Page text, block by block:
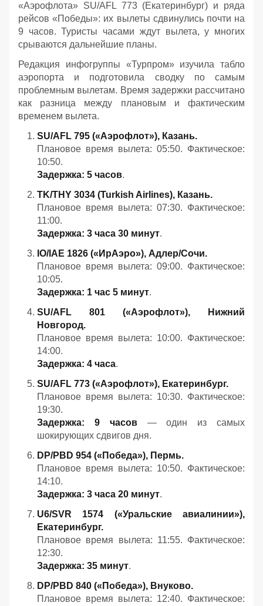
«Аэрофлота» SU/AFL 773 (Екатеринбург) и ряда
рейсов «Победы»: их вылеты сдвинулись почти на
9 часов. Туристы часами ждут вылета, у многих
срываются дальнейшие планы.
Редакция инфогруппы «Турпром» изучила табло
аэропорта и подготовила сводку по самым
проблемным вылетам. Время задержки рассчитано
как разница между плановым и фактическим
временем вылета.
SU/AFL 795 («Аэрофлот»), Казань.
Плановое время вылета: 05:50. Фактическое:
10:50.
Задержка: 5 часов.
TK/THY 3034 (Turkish Airlines), Казань.
Плановое время вылета: 07:30. Фактическое:
11:00.
Задержка: 3 часа 30 минут.
IO/IAE 1826 («ИрАэро»), Адлер/Сочи.
Плановое время вылета: 09:00. Фактическое:
10:05.
Задержка: 1 час 5 минут.
SU/AFL 801 («Аэрофлот»), Нижний
Новгород.
Плановое время вылета: 10:00. Фактическое:
14:00.
Задержка: 4 часа.
SU/AFL 773 («Аэрофлот»), Екатеринбург.
Плановое время вылета: 10:30. Фактическое:
19:30.
Задержка: 9 часов— один из самых
шокирующих сдвигов дня.
DP/PBD 954 («Победа»), Пермь.
Плановое время вылета: 10:50. Фактическое:
14:10.
Задержка: 3 часа 20 минут.
U6/SVR 1574 («Уральские авиалинии»),
Екатеринбург.
Плановое время вылета: 11:55. Фактическое:
12:30.
Задержка: 35 минут.
DP/PBD 840 («Победа»), Внуково.
Плановое время вылета: 12:40. Фактическое: